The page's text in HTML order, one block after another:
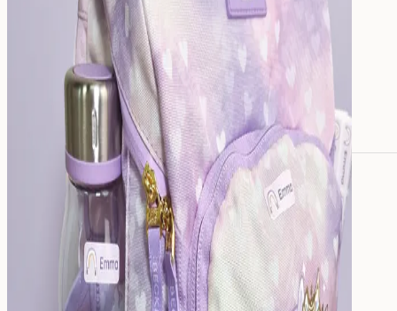
Alle Namensaufkleber
Namensaufkleber
Bügeletiketten
Mini-Aufkleber
Große Namensaufkleber
Stifte-Aufkleber
Für Erwachsene:
Aufkleber für Pflegeheime
Werkzeug-Aufkleber
Essen